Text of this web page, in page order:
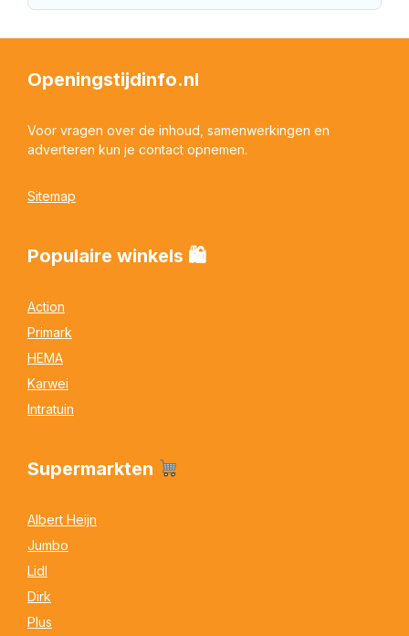
Openingstijdinfo.nl
Voor vragen over de inhoud, samenwerkingen en
adverteren kun je contact opnemen.
Sitemap
Populaire winkels 🛍
Action
Primark
HEMA
Karwei
Intratuin
Supermarkten
Albert Heijn
Jumbo
Lidl
Dirk
Plus